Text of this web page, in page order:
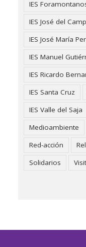
IES
IES José del
IES José María
IES Manuel
IES Ricardo
IES Santa Cruz
IES Valle del Saja
Medioambiente
Red-acción
Solidarios